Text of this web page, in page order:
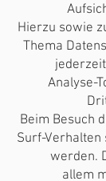
Hierzu sowie
Thema
Analyse-
Beim Besuch
Surf-
werden.
allem